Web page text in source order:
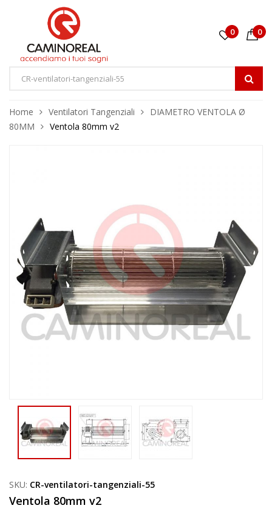
0 0
Home Ventilatori Tangenziali
DIAMETRO VENTOLA Ø
80MM
Ventola 80mm v2
SKU: CR-ventilatori-tangenziali-55
Ventola 80mm v2